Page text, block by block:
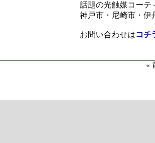
話題の光触媒コーテ
神戸市・尼崎市・伊
お問い合わせはコチ
«